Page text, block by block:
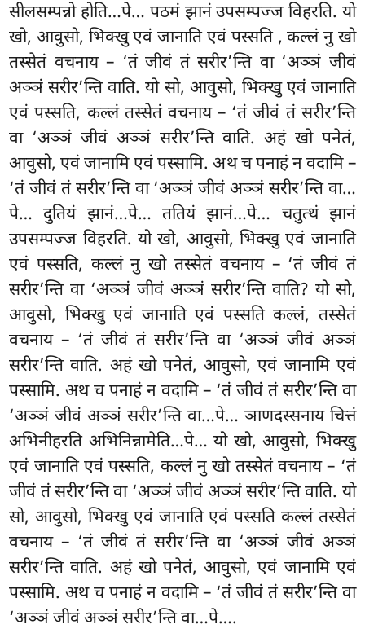
सीलसम्पन्नो होति…पे… पठमं झानं उपसम्पज्ज विहरति. यो
खो, आवुसो, भिक्खु एवं जानाति एवं पस्सति , कल्लं नु खो
तस्सेतं वचनाय – ‘तं जीवं तं सरीर’न्ति वा ‘अञ्ञं जीवं
अञ्ञं सरीर’न्ति वाति. यो सो, आवुसो, भिक्खु एवं जानाति
एवं पस्सति, कल्लं तस्सेतं वचनाय – ‘तं जीवं तं सरीर’न्ति
वा ‘अञ्ञं जीवं अञ्ञं सरीर’न्ति वाति. अहं खो पनेतं,
आवुसो, एवं जानामि एवं पस्सामि. अथ च पनाहं न वदामि –
‘तं जीवं तं सरीर’न्ति वा ‘अञ्ञं जीवं अञ्ञं सरीर’न्ति वा…
पे… दुतियं झानं…पे… ततियं झानं…पे… चतुत्थं झानं
उपसम्पज्ज विहरति. यो खो, आवुसो, भिक्खु एवं जानाति
एवं पस्सति, कल्लं नु खो तस्सेतं वचनाय – ‘तं जीवं तं
सरीर’न्ति वा ‘अञ्ञं जीवं अञ्ञं सरीर’न्ति वाति? यो सो,
आवुसो, भिक्खु एवं जानाति एवं पस्सति कल्लं, तस्सेतं
वचनाय – ‘तं जीवं तं सरीर’न्ति वा ‘अञ्ञं जीवं अञ्ञं
सरीर’न्ति वाति. अहं खो पनेतं, आवुसो, एवं जानामि एवं
पस्सामि. अथ च पनाहं न वदामि – ‘तं जीवं तं सरीर’न्ति वा
‘अञ्ञं जीवं अञ्ञं सरीर’न्ति वा…पे… ञाणदस्सनाय चित्तं
अभिनीहरति अभिनिन्नामेति…पे… यो खो, आवुसो, भिक्खु
एवं जानाति एवं पस्सति, कल्लं नु खो तस्सेतं वचनाय – ‘तं
जीवं तं सरीर’न्ति वा ‘अञ्ञं जीवं अञ्ञं सरीर’न्ति वाति. यो
सो, आवुसो, भिक्खु एवं जानाति एवं पस्सति कल्लं तस्सेतं
वचनाय – ‘तं जीवं तं सरीर’न्ति वा ‘अञ्ञं जीवं अञ्ञं
सरीर’न्ति वाति. अहं खो पनेतं, आवुसो, एवं जानामि एवं
पस्सामि. अथ च पनाहं न वदामि – ‘तं जीवं तं सरीर’न्ति वा
‘अञ्ञं जीवं अञ्ञं सरीर’न्ति वा…पे….